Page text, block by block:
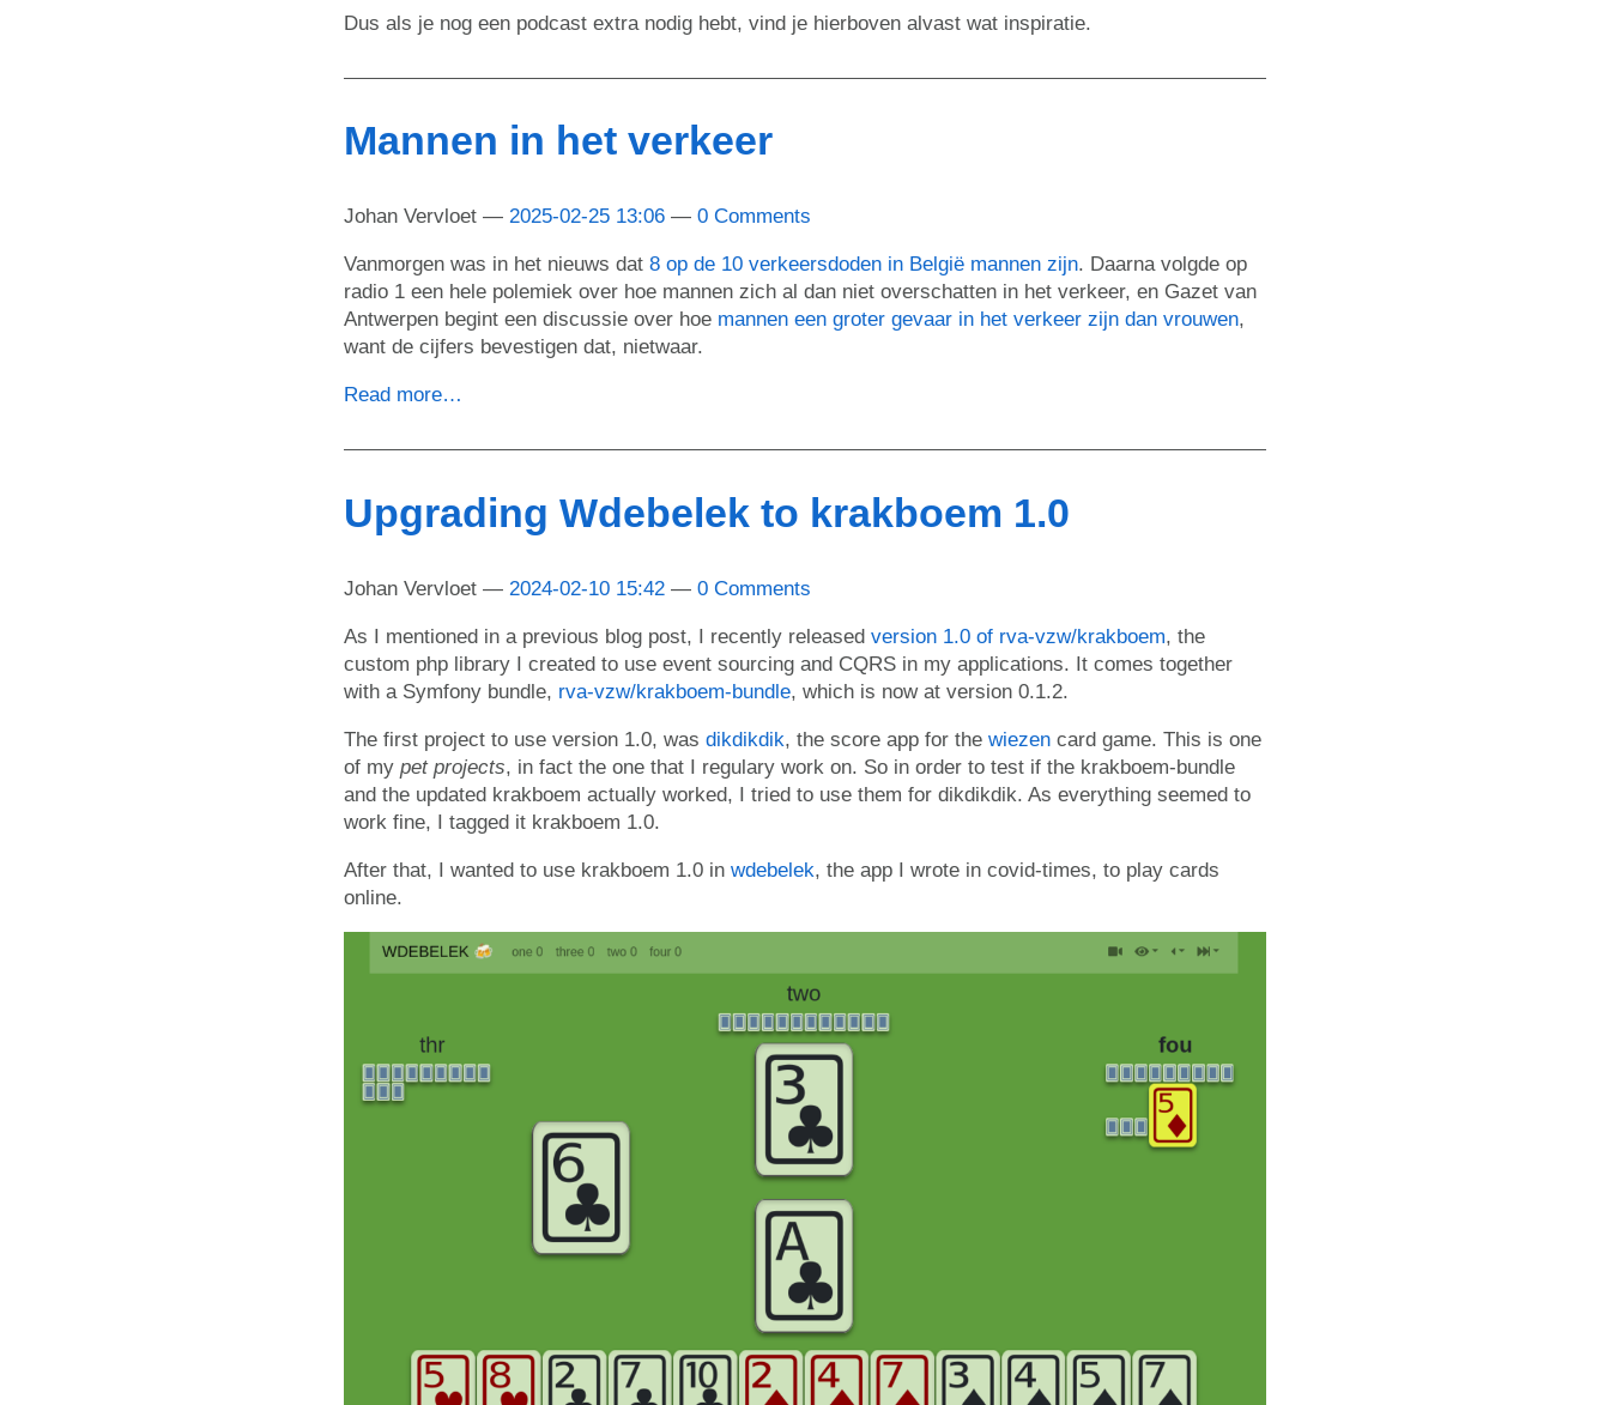
Dus als je nog een podcast extra nodig hebt, vind je hierboven alvast wat inspiratie.
Mannen in het verkeer
Johan Vervloet 2025-02-25 13:06 0 Comments
Vanmorgen was in het nieuws dat 8 op de 10 verkeersdoden in België mannen zijn. Daarna volgde op
radio 1 een hele polemiek over hoe mannen zich al dan niet overschatten in het verkeer, en Gazet van
Antwerpen begint een discussie over hoe mannen een groter gevaar in het verkeer zijn dan vrouwen,
want de cijfers bevestigen dat, nietwaar.
Read more…
Upgrading Wdebelek to krakboem 1.0
Johan Vervloet 2024-02-10 15:42 0 Comments
As I mentioned in a previous blog post, I recently released version 1.0 of rva-vzw/krakboem, the
custom php library I created to use event sourcing and CQRS in my applications. It comes together
with a Symfony bundle, rva-vzw/krakboem-bundle, which is now at version 0.1.2.
The first project to use version 1.0, was dikdikdik, the score app for the wiezen card game. This is one
of my pet projects, in fact the one that I regulary work on. So in order to test if the krakboem-bundle
and the updated krakboem actually worked, I tried to use them for dikdikdik. As everything seemed to
work fine, I tagged it krakboem 1.0.
After that, I wanted to use krakboem 1.0 in wdebelek, the app I wrote in covid-times, to play cards
online.